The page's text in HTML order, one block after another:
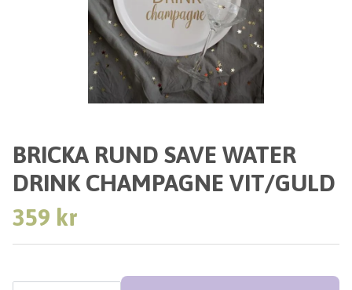
BRICKA RUND SAVE WATER
DRINK CHAMPAGNE VIT/GULD
359 kr